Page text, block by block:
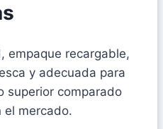
empaque recargable,
y adecuada para
superior comparado
el mercado.